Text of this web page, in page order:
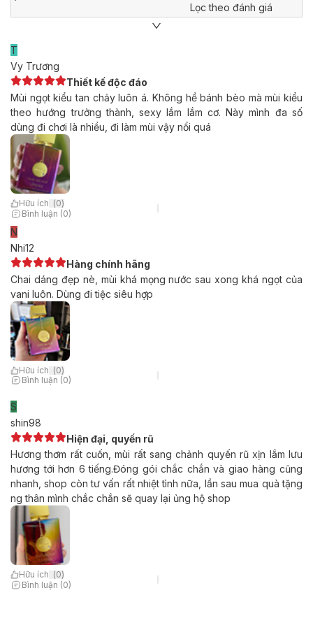
Lọc theo đánh giá
T
Vy Trương
Thiết kế độc đáo
Mùi ngọt kiểu tan chảy luôn á. Không hề bánh bèo mà mùi kiểu
theo hướng trưởng thành, sexy lắm lắm cơ. Này mình đa số
dùng đi chơi là nhiều, đi làm mùi vậy nổi quá
Hữu ích (0)
Bình luận (0)
N
Nhi12
Hàng chính hãng
Chai dáng đẹp nè, mùi khá mọng nước sau xong khá ngọt của
vani luôn. Dùng đi tiệc siêu hợp
Hữu ích (0)
Bình luận (0)
S
shin98
Hiện đại, quyến rũ
Hương thơm rất cuốn, mùi rất sang chảnh quyến rũ xịn lắm lưu
hương tới hơn 6 tiếng.Đóng gói chắc chắn và giao hàng cũng
nhanh, shop còn tư vấn rất nhiệt tình nữa, lần sau mua quà tặng
ng thân mình chắc chắn sẽ quay lại ủng hộ shop
Hữu ích (0)
Bình luận (0)